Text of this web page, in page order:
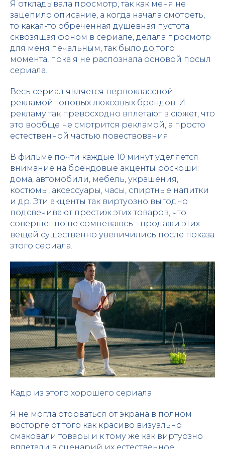
Я откладывала просмотр, так как меня не
зацепило описание, а когда начала смотреть,
то какая-то обреченная душевная пустота
сквозящая фоном в сериале, делала просмотр
для меня печальным, так было до того
момента, пока я не распознала основой посыл
сериала.
Весь сериал является первоклассной
рекламой топовых люксовых брендов. И
рекламу так превосходно вплетают в сюжет, что
это вообще не смотрится рекламой, а просто
естественной частью повествования.
В фильме почти каждые 10 минут уделяется
внимание на брендовые акценты роскоши:
дома, автомобили, мебель, украшения,
костюмы, аксессуары, часы, спиртные напитки
и др. Эти акценты так виртуозно выгодно
подсвечивают престиж этих товаров, что
совершенно не сомневаюсь - продажи этих
вещей существенно увеличились после показа
этого сериала.
Кадр из этого хорошего сериала
Я не могла оторваться от экрана в полном
восторге от того как красиво визуально
смаковали товары и к тому же как виртуозно